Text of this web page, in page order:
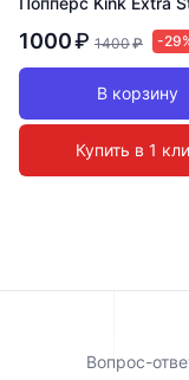
1000₽ 1400₽ -
В корзину
Купить в 1
Вопрос-